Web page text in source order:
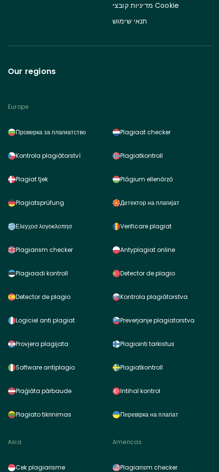
מדיניות קובצי Cookie
תנאי שימוש
Our regions
Europe
Проверка за плагиатство
Kontrola plagiátorství
Plagiat tjek
Plagiatsprüfung
Ελεγχοσ λογοκλοπησ
Plagiarism checker
Plagiaadi kontroll
Detector de plagio
Logiciel anti plagiat
Provjera plagijata
Software antiplagio
Plaģiāta pārbaude
Plagiato tikrinimas
Plagiaat checker
Plagiatkontroll
Plágium ellenőrző
Детектор на плагијат
Verificare plagiat
Antyplagiat online
Detector de plagio
Kontrola plagiátorstva
Preverjanje plagiatorstva
Plagiointi tarkistus
Plagiatkontroll
Intihal kontrol
Перевірка на плагіат
Asia
Cek plagiarisme
Americas
Plagiarism checker